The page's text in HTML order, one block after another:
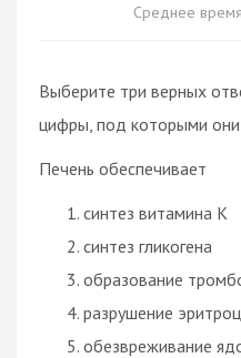
Среднее
Выберите три верных
цифры, под которыми они
Печень обеспечивает
синтез витамина К
синтез гликогена
образование
разрушение
обезвреживание